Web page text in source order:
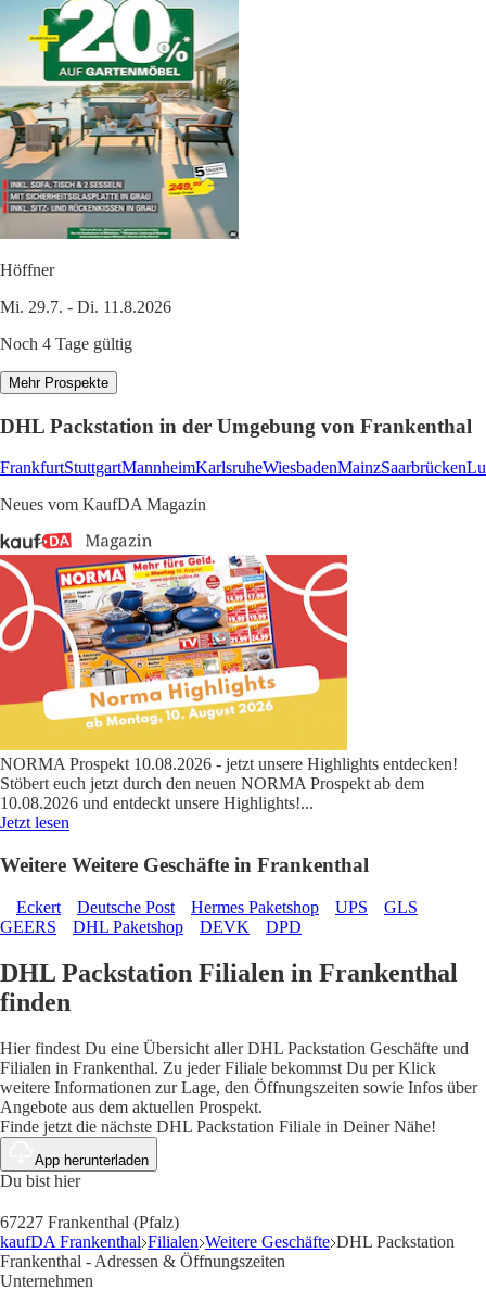
Höffner
Mi. 29.7. - Di. 11.8.2026
Noch 4 Tage gültig
Mehr Prospekte
DHL Packstation in der Umgebung von Frankenthal
FrankfurtStuttgartMannheimKarlsruheWiesbadenMainzSaarbrücken
Neues vom KaufDA Magazin
NORMA Prospekt 10.08.2026 - jetzt unsere Highlights entdecken!
Stöbert euch jetzt durch den neuen NORMA Prospekt ab dem
10.08.2026 und entdeckt unsere Highlights!...
Jetzt lesen
Weitere Weitere Geschäfte in Frankenthal
Eckert Deutsche Post Hermes Paketshop UPS
GLS
GEERS
DHL Paketshop DEVK DPD
DHL Packstation Filialen in Frankenthal
finden
Hier findest Du eine Übersicht aller DHL Packstation Geschäfte und
Filialen in Frankenthal. Zu jeder Filiale bekommst Du per Klick
weitere Informationen zur Lage, den Öffnungszeiten sowie Infos über
Angebote aus dem aktuellen Prospekt.
Finde jetzt die nächste DHL Packstation Filiale in Deiner Nähe!
App herunterladen
Du bist hier
67227 Frankenthal (Pfalz)
kaufDA Frankenthal Filialen Weitere Geschäfte DHL Packstation
Frankenthal - Adressen & Öffnungszeiten
Unternehmen